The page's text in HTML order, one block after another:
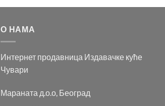
О НАМА
Интернет продавница Издавачке куће
Чувари
Мараната д.о.о, Београд